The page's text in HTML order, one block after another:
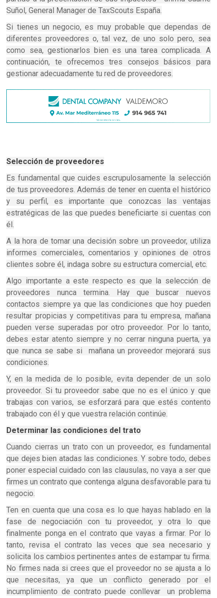
Suñol, General Manager de TaxScouts España.
Si tienes un negocio, es muy probable que dependas de
diferentes proveedores o, tal vez, de uno solo pero, sea
como sea, gestionarlos bien es una tarea complicada. A
continuación, te ofrecemos tres consejos básicos para
gestionar adecuadamente tu red de proveedores.
Selección de proveedores
Es fundamental que cuides escrupulosamente la selección
de tus proveedores. Además de tener en cuenta el histórico
y su perfil, es importante que conozcas las ventajas
estratégicas de las que puedes beneficiarte si cuentas con
él.
A la hora de tomar una decisión sobre un proveedor, utiliza
informes comerciales, comentarios y opiniones de otros
clientes sobre él, indaga sobre su estructura comercial, etc.
Algo importante a este respecto es que la selección de
proveedores nunca termina. Hay que buscar nuevos
contactos siempre ya que las condiciones que hoy pueden
resultar propicias y competitivas para tu empresa, mañana
pueden verse superadas por otro proveedor. Por lo tanto,
debes estar atento siempre y no cerrar ninguna puerta, ya
que nunca se sabe si mañana un proveedor mejorará sus
condiciones.
Y, en la medida de lo posible, evita depender de un solo
proveedor. Si tu proveedor sabe que no es el único y que
trabajas con varios, se esforzará para que estés contento
trabajado con él y que vuestra relación continúe.
Determinar las condiciones del trato
Cuando cierras un trato con un proveedor, es fundamental
que dejes bien atadas las condiciones. Y sobre todo, debes
poner especial cuidado con las clausulas, no vaya a ser que
firmes un contrato que contenga alguna desfavorable para tu
negocio.
Ten en cuenta que una cosa es lo que hayas hablado en la
fase de negociación con tu proveedor, y otra lo que
finalmente ponga en el contrato que vayas a firmar. Por lo
tanto, revisa el contrato las veces que sea necesario y
solicita los cambios pertinentes antes de estampar tu firma.
No firmes nada si crees que el proveedor no se ajusta a lo
que necesitas, ya que un conflicto generado por el
incumplimiento de contrato puede conllevar un problema